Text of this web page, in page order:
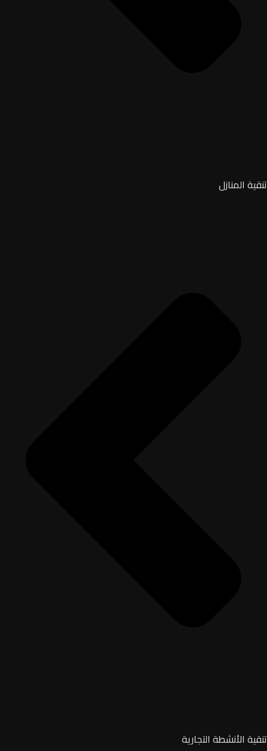
تنقية المنازل
تنقية الأنشطة التجارية